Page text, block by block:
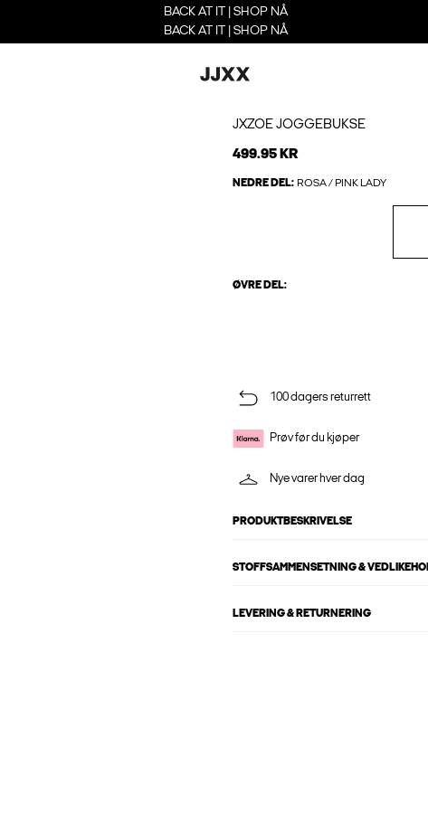
BACK AT IT | SHOP NÅ
BACK AT IT | SHOP NÅ
JXZOE JOGGEBUKSE
499.95 KR
NEDRE DEL: ROSA / PINK LADY
ØVRE DEL:
100 dagers returrett
Prøv før du kjøper
Nye varer hver dag
PRODUKTBESKRIVELSE
STOFFSAMMENSETNING &
LEVERING & RETURNERING